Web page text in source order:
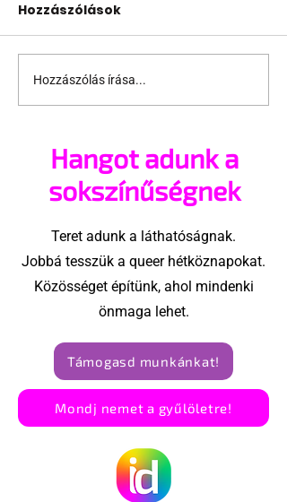
Támogathatsz és
ajánlhatsz: Te is részt
megvalósításában
Hozzászólások
Hozzászólás írása...
Hangot adunk a
sokszínűségnek
Teret adunk a láthatóságnak.
Jobbá tesszük a queer hétköznapokat.
Közösséget építünk, ahol mindenki
önmaga lehet.
Támogasd munkánkat!
Mondj nemet a gyűlöletre!